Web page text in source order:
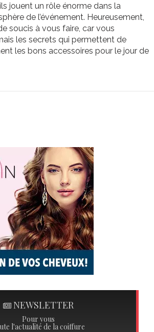
jouent un rôle énorme dans la
de l’événement. Heureusement,
soucis à vous faire, car vous
les secrets qui permettent de
les bons accessoires pour le jour de
NEWSLETTER
Pour vous
l'actualité de la coiffure